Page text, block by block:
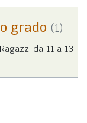
grado (1)
da 11 a 13